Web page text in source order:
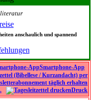
anschaulich und spannend
Smartphone-App
Druck